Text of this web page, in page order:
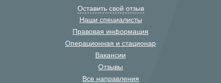
Оставить свой отзыв
Наши специалисты
Правовая информация
Операционная и стационар
Вакансии
Отзывы
Все направления